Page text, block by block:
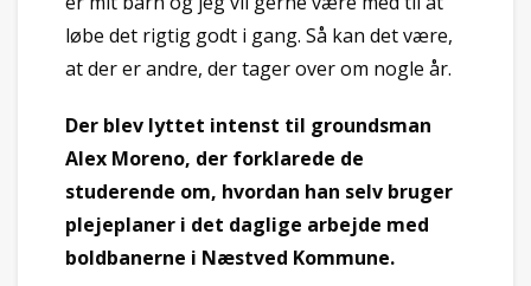
løbe det rigtig godt i gang. Så kan det være,
at der er andre, der tager over om nogle år.
Der blev lyttet intenst til groundsman
Alex Moreno, der forklarede de
studerende om, hvordan han selv bruger
plejeplaner i det daglige arbejde med
boldbanerne i Næstved Kommune.